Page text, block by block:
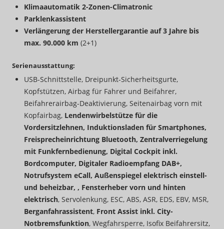
Klimaautomatik 2-Zonen-Climatronic
Parklenkassistent
Verlängerung der Herstellergarantie auf 3 Jahre bis
max. 90.000 km (2+1)
Serienausstattung:
USB-Schnittstelle, Dreipunkt-Sicherheitsgurte,
Kopfstützen, Airbag für Fahrer und Beifahrer,
Beifahrerairbag-Deaktivierung, Seitenairbag vorn mit
Kopfairbag, Lendenwirbelstütze für die
Vordersitzlehnen, Induktionsladen für Smartphones,
Freisprecheinrichtung Bluetooth, Zentralverriegelung
mit Funkfernbedienung, Digital Cockpit inkl.
Bordcomputer, Digitaler Radioempfang DAB+,
Notrufsystem eCall, Außenspiegel elektrisch einstell-
und beheizbar, , Fensterheber vorn und hinten
elektrisch, Servolenkung, ESC, ABS, ASR, EDS, EBV, MSR,
Berganfahrassistent, Front Assist inkl. City-
Notbremsfunktion, Wegfahrsperre, Isofix Beifahrersitz,